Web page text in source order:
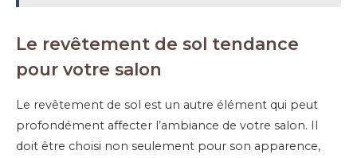
Le revêtement de sol tendance
pour votre salon
Le revêtement de sol est un autre élément qui peut
profondément affecter l’ambiance de votre salon. Il
doit être choisi non seulement pour son apparence,